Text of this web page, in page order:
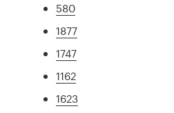
580
1877
1747
1162
1623